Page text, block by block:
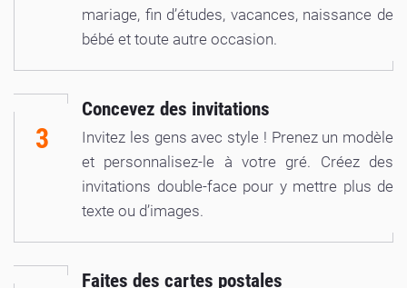
mariage, fin d’études, vacances, naissance de
bébé et toute autre occasion.
3
Concevez des invitations
Invitez les gens avec style ! Prenez un modèle
et personnalisez-le à votre gré. Créez des
invitations double-face pour y mettre plus de
texte ou d’images.
Faites des cartes postales